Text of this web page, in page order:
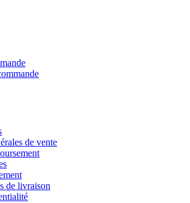
de vente
de livraison